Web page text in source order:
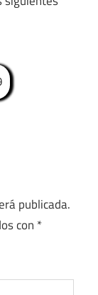
publicada.
con *